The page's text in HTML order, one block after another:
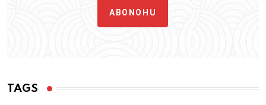
ABONOHU
TAGS